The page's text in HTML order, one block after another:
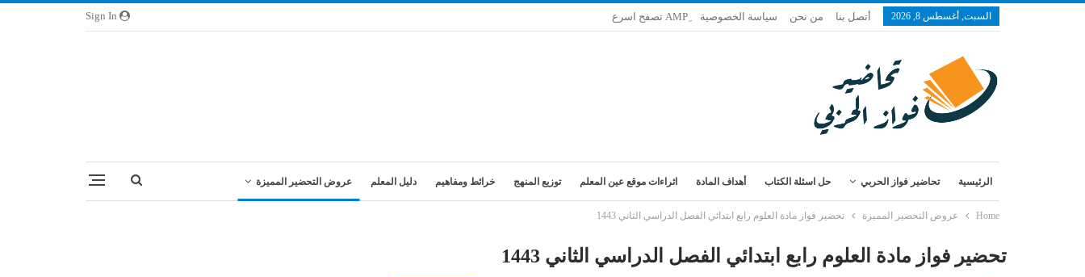
السبت, أغسطس 8, 2026 أتصل بنا من نحن سياسة الخصوصية
الرئيسية تحاضير فواز الحربي حل اسئلة الكتاب أهداف المادة اثراءات موقع عين المعلم توزيع المنهج خرائط ومفاهيم دليل المعلم عروض التحضير المميزة
Home عروض التحضير المميزة تحضير فواز مادة العلوم رابع ابتدائي الفصل الدراسي الثاني 1443
تحضير فواز مادة العلوم رابع ابتدائي الفصل الدراسي الثاني 1443